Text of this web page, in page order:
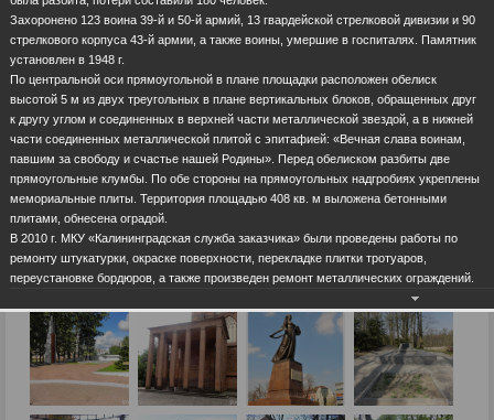
Захоронено 123 воина 39-й и 50-й армий, 13 гвардейской стрелковой дивизии и 90
стрелкового корпуса 43-й армии, а также воины, умершие в госпиталях. Памятник
установлен в 1948 г.
По центральной оси прямоугольной в плане площадки расположен обелиск
высотой 5 м из двух треугольных в плане вертикальных блоков, обращенных друг
к другу углом и соединенных в верхней части металлической звездой, а в нижней
части соединенных металлической плитой с эпитафией: «Вечная слава воинам,
павшим за свободу и счастье нашей Родины». Перед обелиском разбиты две
прямоугольные клумбы. По обе стороны на прямоугольных надгробиях укреплены
мемориальные плиты. Территория площадью 408 кв. м выложена бетонными
плитами, обнесена оградой.
В 2010 г. МКУ «Калининградская служба заказчика» были проведены работы по
ремонту штукатурки, окраске поверхности, перекладке плитки тротуаров,
переустановке бордюров, а также произведен ремонт металлических ограждений.